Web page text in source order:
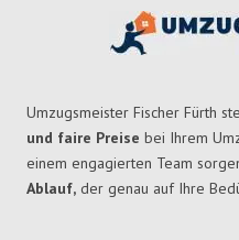
Umzugsmeister Fischer Fürth
und faire Preise bei Ihrem
einem engagierten Team
Ablauf, der genau auf Ihre